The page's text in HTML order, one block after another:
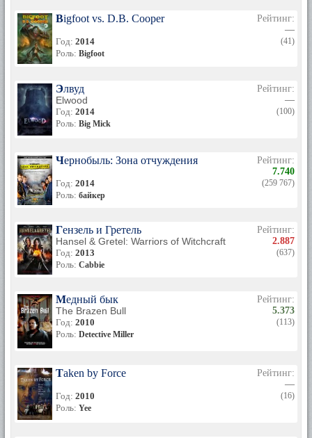
Bigfoot vs. D.B. Cooper
Год: 2014
Роль: Bigfoot
Рейтинг:
—
(41)
Элвуд
Elwood
Год: 2014
Роль: Big Mick
Рейтинг:
—
(100)
Чернобыль: Зона отчуждения
Год: 2014
Роль: байкер
Рейтинг:
7.740
(259 767)
Гензель и Гретель
Hansel & Gretel: Warriors of Witchcraft
Год: 2013
Роль: Cabbie
Рейтинг:
2.887
(637)
Медный бык
The Brazen Bull
Год: 2010
Роль: Detective Miller
Рейтинг:
5.373
(113)
Taken by Force
Год: 2010
Роль: Yee
Рейтинг:
—
(16)